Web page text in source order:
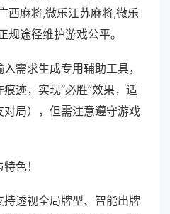
西麻将,微乐江苏麻将,微乐
途径维护游戏公平。
需求生成专用辅助工具，
迹，实现“必胜”效果，适
局），但需注意遵守游戏
色！
透视全局牌型、智能出牌